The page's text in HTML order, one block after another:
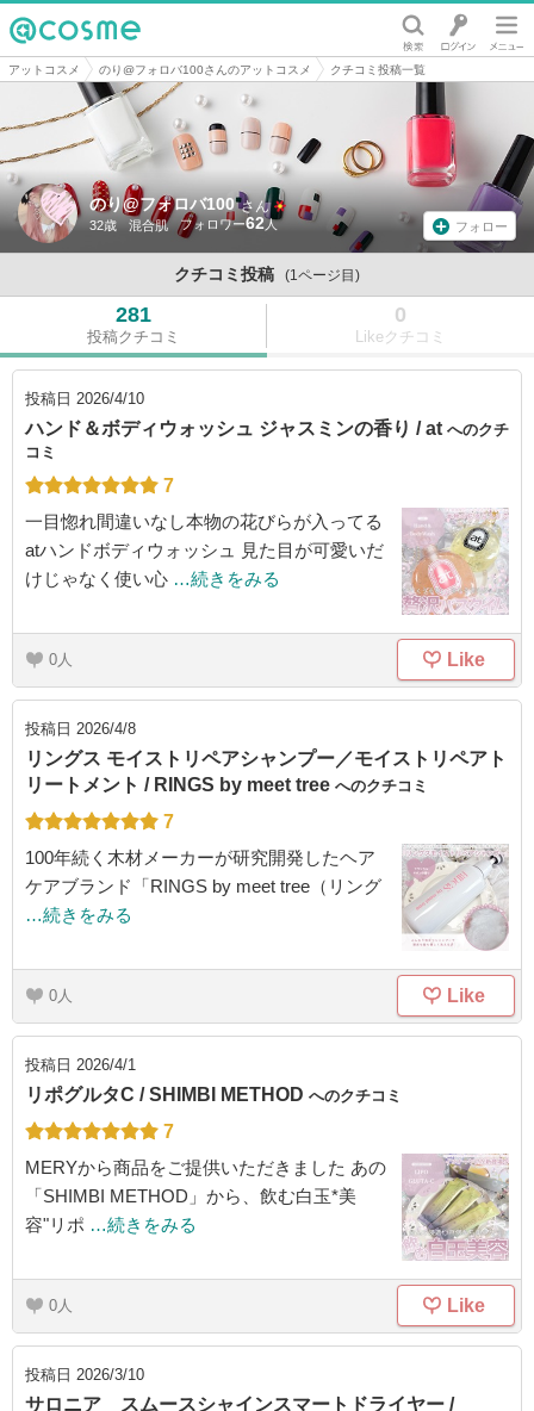
@cosme
アットコスメ のり@フォロバ100さんのアットコスメ クチコミ投稿一覧
のり@フォロバ100 さん
32歳 混合肌 62 フォロー
クチコミ投稿 (1ページ目)
281
投稿クチコミ
0
Likeクチコミ
投稿日 2026/4/10
ハンド＆ボディウォッシュ ジャスミンの香り / at へのクチ
コミ
7
一目惚れ間違いなし本物の花びらが入ってる
atハンドボディウォッシュ 見た目が可愛いだ
けじゃなく使い心 …続きをみる
0 Like
投稿日 2026/4/8
リングス モイストリペアシャンプー／モイストリペアト
リートメント / RINGS by meet tree へのクチコミ
7
100年続く木材メーカーが研究開発したヘア
ケアブランド「RINGS by meet tree（リング
…続きをみる
0 Like
投稿日 2026/4/1
リポグルタC / SHIMBI METHOD へのクチコミ
7
MERYから商品をご提供いただきました あの
「SHIMBI METHOD」から、飲む白玉*美
容"リポ …続きをみる
0 Like
投稿日 2026/3/10
サロニア スムースシャインスマートドライヤー /